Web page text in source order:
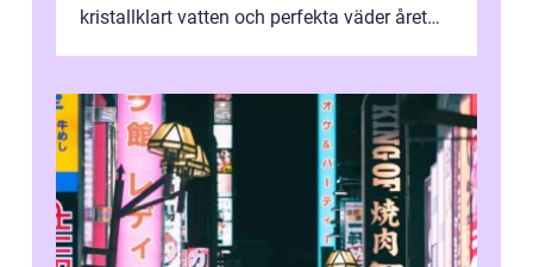
kristallklart vatten och perfekta väder året